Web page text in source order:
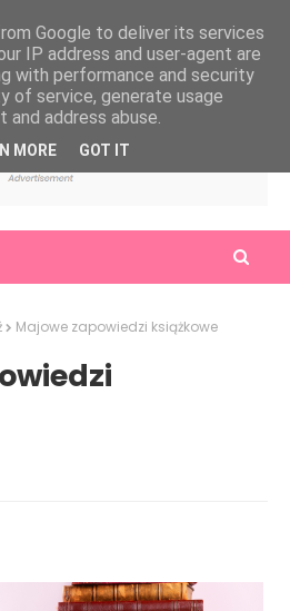
Majowe zapowiedzi książkowe
Google to deliver its services
IP address and user-agent are
with performance and security
of service, generate usage
address abuse.
MORE GOT IT